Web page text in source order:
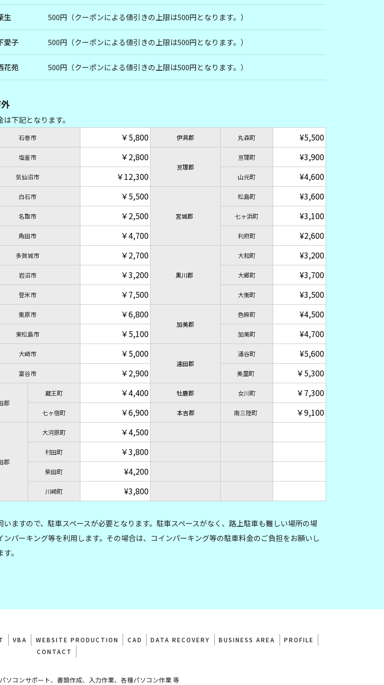
生 500円（クーポンによる値引きの上限は500円となります。）
愛子 500円（クーポンによる値引きの上限は500円となります。）
花苑 500円（クーポンによる値引きの上限は500円となります。）
は下記となります。
石巻市 ￥5,800 伊具郡 丸森町 ¥5,500
塩釜市 ￥2,800
亘理郡
亘理町 ¥3,900
気仙沼市 ￥12,300 山元町 ¥4,600
白石市 ￥5,500
宮城郡
松島町 ¥3,600
名取市 ￥2,500 七ヶ浜町 ¥3,100
角田市 ￥4,700 利府町 ¥2,600
多賀城市 ￥2,700
黒川郡
大和町 ¥3,200
岩沼市 ￥3,200 大郷町 ¥3,700
登米市 ￥7,500 大衡町 ¥3,500
栗原市 ￥6,800
加美郡
色麻町 ¥4,500
東松島市 ￥5,100 加美町 ¥4,700
大崎市 ￥5,000
遠田郡
涌谷町 ¥5,600
富谷市 ￥2,900 美里町 ￥5,300
郡
蔵王町 ￥4,400 牡鹿郡 女川町 ￥7,300
七ヶ宿町 ￥6,900 本吉郡 南三陸町 ￥9,100
郡
大河原町 ￥4,500
村田町 ￥3,800
柴田町 ¥4,200
川崎町 ¥3,800
ますので、駐車スペースが必要となります。駐車スペースがなく、路上駐車も難しい場所の場
ンパーキング等を利用します。その場合は、コインパーキング等の駐車料金のご負担をお願いし
。
VBA WEBSITE PRODUCTION CAD DATA RECOVERY BUSINESS AREA
PROFILE
CONTACT
ソコンサポート、書類作成、入力作業、各種パソコン作業 等